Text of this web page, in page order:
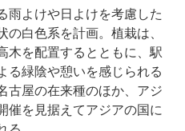
雨よけや日よけを考慮した
の白色系を計画。植栽は、
木を配置するとともに、駅
る緑陰や憩いを感じられる
古屋の在来種のほか、アジ
催を見据えてアジアの国に